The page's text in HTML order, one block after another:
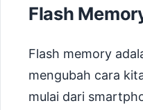
Flash
Flash memory
mengubah cara
mulai dari